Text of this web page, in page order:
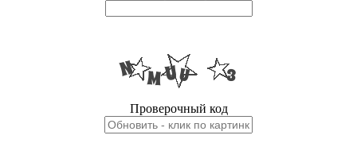
Проверочный код